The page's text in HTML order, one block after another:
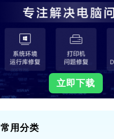
立即下载
常用分类